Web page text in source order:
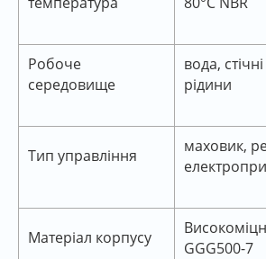
Робоче
середовище
вода,
рідини
Тип управління
маховик,
Матеріал корпусу
GGG500-7